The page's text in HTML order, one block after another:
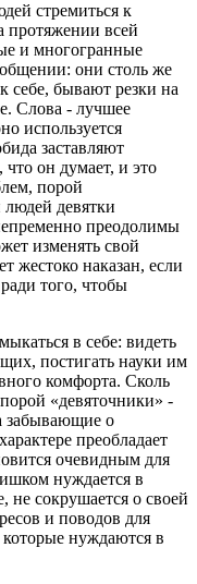
стремиться к
протяжении всей
и многогранные
они столь же
себе, бывают резки на
Слова - лучшее
используется
заставляют
что он думает, и это
порой
людей девятки
преодолимы
изменять свой
жестоко наказан, если
того, чтобы
в себе: видеть
постигать науки им
комфорта. Сколь
«девяточники» -
забывающие о
преобладает
очевидным для
нуждается в
не сокрушается о своей
и поводов для
нуждаются в